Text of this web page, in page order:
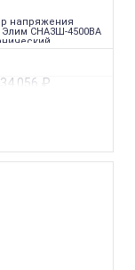
напряжения
СНА3Ш-4500ВА
34 056 ₽